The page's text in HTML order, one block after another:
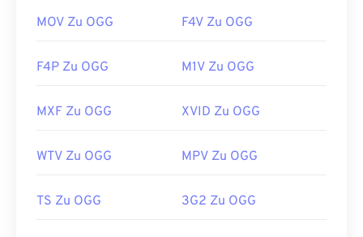
MOV Zu OGG F4V Zu OGG
F4P Zu OGG M1V Zu OGG
MXF Zu OGG XVID Zu OGG
WTV Zu OGG MPV Zu OGG
TS Zu OGG 3G2 Zu OGG